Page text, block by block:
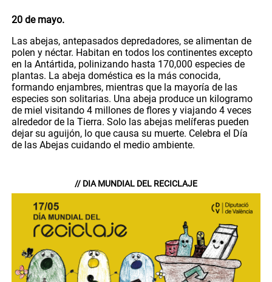
20 de mayo.
Las abejas, antepasados depredadores, se alimentan de
polen y néctar. Habitan en todos los continentes excepto
en la Antártida, polinizando hasta 170,000 especies de
plantas. La abeja doméstica es la más conocida,
formando enjambres, mientras que la mayoría de las
especies son solitarias. Una abeja produce un kilogramo
de miel visitando 4 millones de flores y viajando 4 veces
alrededor de la Tierra. Solo las abejas melíferas pueden
dejar su aguijón, lo que causa su muerte. Celebra el Día
de las Abejas cuidando el medio ambiente.
// DIA MUNDIAL DEL RECICLAJE